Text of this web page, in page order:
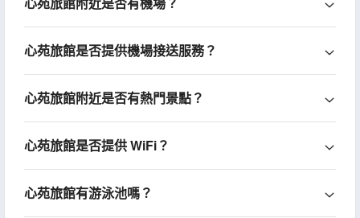
心苑旅館是否提供機場接送服務？
心苑旅館附近是否有熱門景點？
心苑旅館是否提供 WiFi？
心苑旅館有游泳池嗎？